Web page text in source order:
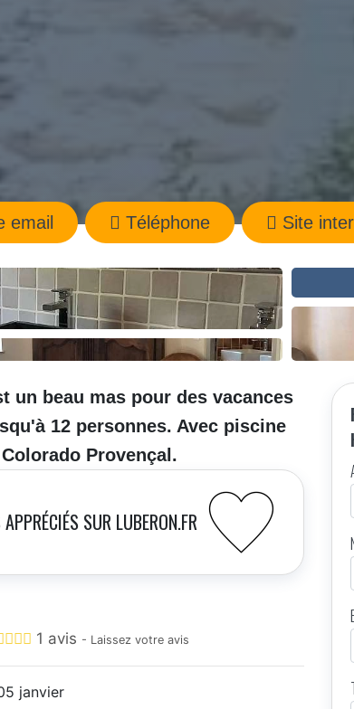
email Téléphone Site
un beau mas pour des vacances
12 personnes. Avec piscine
Provençal.
SUR LUBERON.FR
1 avis - Laissez votre avis
janvier